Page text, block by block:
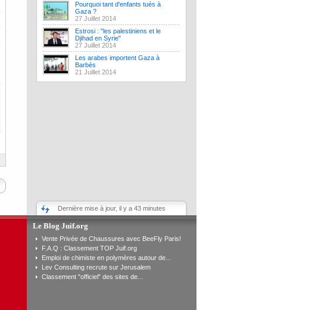
Pourquoi tant d'enfants tués à
Gaza ?
27 Juillet 2014
Estrosi : "les palestiniens et le
Djihad en Syrie"
27 Juillet 2014
Les arabes importent Gaza à
Barbès
21 Juillet 2014
Dernière mise à jour, il y a 43 minutes
Le Blog Juif.org
Vente Privée de Chaussures avec BeeFly Paris!
F.A.Q : Classement TOP Juif.org
Emploi de chimiste en polymères autour de...
Lev Consulting recrute sur Jerusalem
Classement "officiel" des sites de...